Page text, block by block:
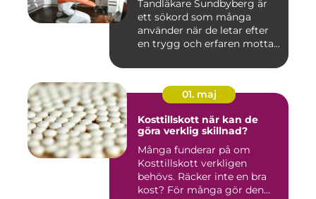
Tandläkare Sundbyberg är
ett sökord som många
använder när de letar efter
en trygg och erfaren motta...
01. maj
Kosttillskott när kan de
göra verklig skillnad?
Många funderar på om
Kosttillskott verkligen
behövs. Räcker inte en bra
kost? För många gör den